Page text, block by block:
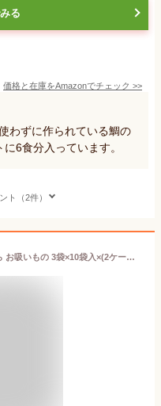
る
価格と在庫をAmazonでチェック >>
わずに作られている鯛の
6食分入っています。
ト（2件）
永谷園 1杯でしじみ70個分のちから お吸いもの 3袋×10袋入×(2ケース)｜ 送料無料 しじみ インスタント食品 スープ 袋 吸い物